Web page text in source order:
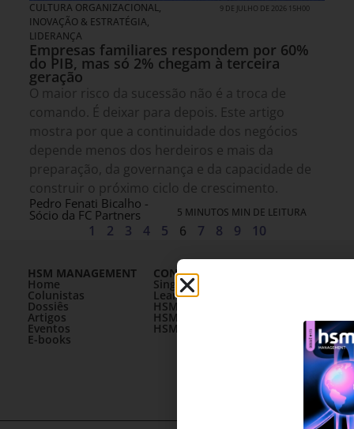
CULTURA ORGANIZACIONAL,
INOVAÇÃO & ESTRATÉGIA,
LIDERANÇA
9 DE JULHO DE 2026 15H00
Empresas familiares respondem por 60%
do PIB, mas só 2% chegam à terceira
geração
O maior risco da sucessão não é a troca de
comando. É deixar para depois. Este artigo
mostra por que a continuidade dos negócios
depende menos dos herdeiros e mais da
preparação, da governança e da capacidade de
construir o próximo ciclo de crescimento.
Pedro Fenati Bicalho -
Sócio da FC Partners 5 MINUTOS MIN DE LEITURA
1 2 3 4 5 6 7 8 9 10
HSM MANAGEMENT
Home
Colunistas
Dossiês
Artigos
Eventos
E-books
CONHEÇA A HSM
SingularityU Brazil
Learning Village
HSM University
HSM Mais
HSM Academy